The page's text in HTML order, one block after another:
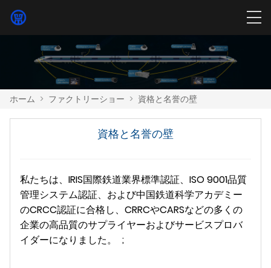
ホーム > ファクトリーショー > 資格と名誉の壁
資格と名誉の壁
私たちは、IRIS国際鉄道業界標準認証、ISO 9001品質
管理システム認証、および中国鉄道科学アカデミー
のCRCC認証に合格し、CRRCやCARSなどの多くの
企業の高品質のサプライヤーおよびサービスプロバ
イダーになりました。 ;